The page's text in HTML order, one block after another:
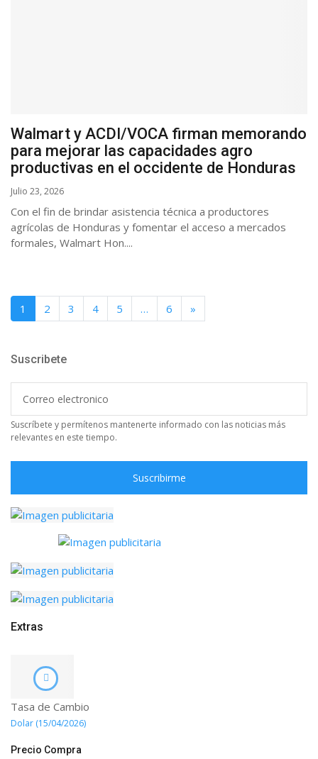
Walmart y ACDI/VOCA firman memorando
para mejorar las capacidades agro
productivas en el occidente de Honduras
Julio 23, 2026
Con el fin de brindar asistencia técnica a productores
agrícolas de Honduras y fomentar el acceso a mercados
formales, Walmart Hon....
1 2 3 4 5 … 6 »
Suscribete
Suscríbete y permítenos mantenerte informado con las noticias más
relevantes en este tiempo.
Suscribirme
Extras
Tasa de Cambio
Dolar (15/04/2026)
Precio Compra